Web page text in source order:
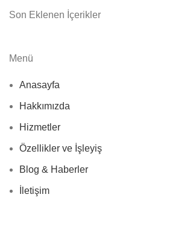
Son Eklenen İçerikler
Menü
Anasayfa
Hakkımızda
Hizmetler
Özellikler ve İşleyiş
Blog & Haberler
İletişim